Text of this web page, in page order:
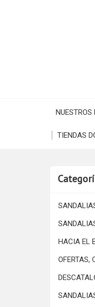
NUESTROS
TIENDAS
HACIA EL
OFERTAS,